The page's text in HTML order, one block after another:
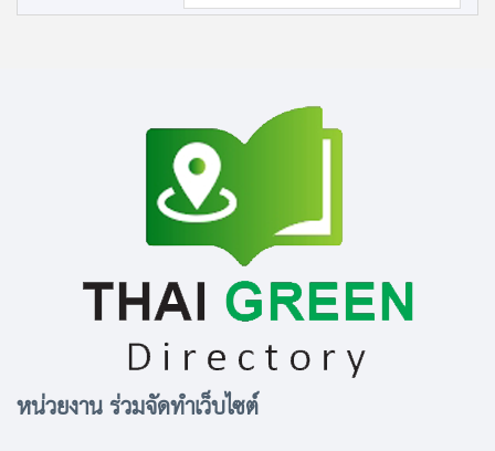
หน่วยงาน ร่วมจัดทำเว็บไซต์